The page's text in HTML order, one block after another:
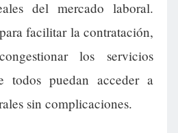
del mercado laboral.
facilitar la contratación,
los servicios
todos puedan acceder a
sin complicaciones.